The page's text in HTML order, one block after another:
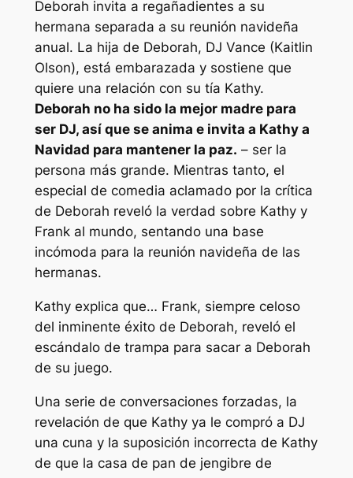
Deborah invita a regañadientes a su
hermana separada a su reunión navideña
anual. La hija de Deborah, DJ Vance (Kaitlin
Olson), está embarazada y sostiene que
quiere una relación con su tía Kathy.
Deborah no ha sido la mejor madre para
ser DJ, así que se anima e invita a Kathy a
Navidad para mantener la paz. – ser la
persona más grande. Mientras tanto, el
especial de comedia aclamado por la crítica
de Deborah reveló la verdad sobre Kathy y
Frank al mundo, sentando una base
incómoda para la reunión navideña de las
hermanas.
Kathy explica que… Frank, siempre celoso
del inminente éxito de Deborah, reveló el
escándalo de trampa para sacar a Deborah
de su juego.
Una serie de conversaciones forzadas, la
revelación de que Kathy ya le compró a DJ
una cuna y la suposición incorrecta de Kathy
de que la casa de pan de jengibre de